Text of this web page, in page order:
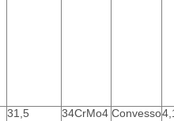
31,5 34CrMo4 Convesso